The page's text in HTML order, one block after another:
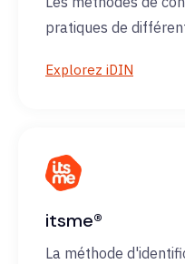
pratiques de
Explorez iDIN
itsme®
La méthode